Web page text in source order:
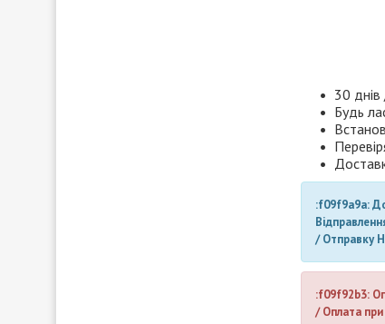
30 днів
Будь
:f09f9a9a:
/ Отправку
:f09f92b3:
/ Оплата при